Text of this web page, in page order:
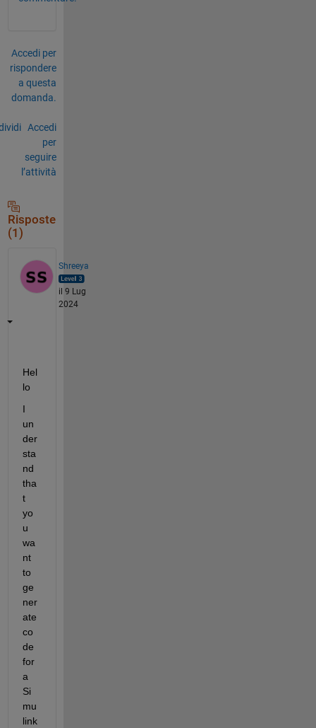
Accedi per
rispondere
a questa
domanda.
Accedi
per
seguire
l’attività
Risposte
(1)
Shreeya
il 9 Lug
2024
Hel
lo
I
un
der
sta
nd
tha
t
yo
u
wa
nt
to
ge
ner
ate
co
de
for
a
Si
mu
link